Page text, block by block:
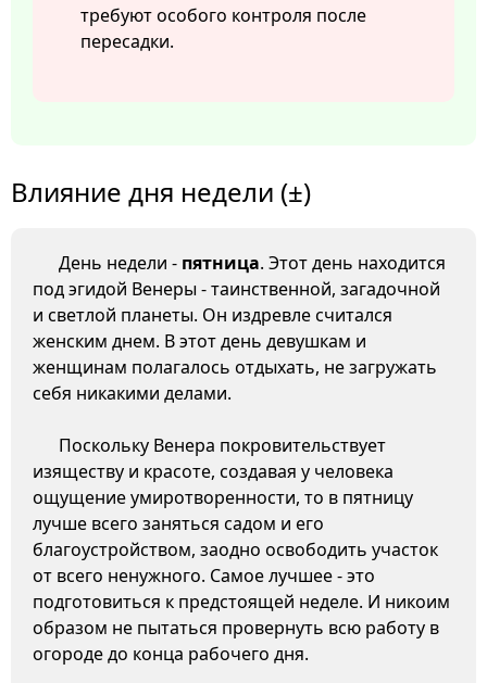
требуют особого контроля после
пересадки.
Влияние дня недели (±)
День недели - пятница. Этот день находится
под эгидой Венеры - таинственной, загадочной
и светлой планеты. Он издревле считался
женским днем. В этот день девушкам и
женщинам полагалось отдыхать, не загружать
себя никакими делами.
Поскольку Венера покровительствует
изяществу и красоте, создавая у человека
ощущение умиротворенности, то в пятницу
лучше всего заняться садом и его
благоустройством, заодно освободить участок
от всего ненужного. Самое лучшее - это
подготовиться к предстоящей неделе. И никоим
образом не пытаться провернуть всю работу в
огороде до конца рабочего дня.